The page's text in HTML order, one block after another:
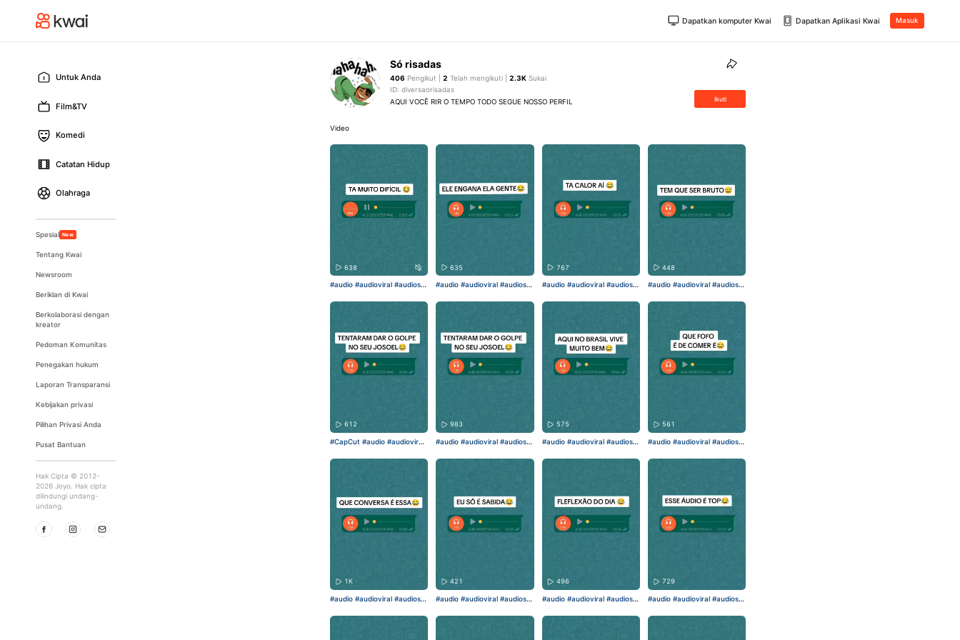
Dapatkan komputer Kwai Dapatkan Aplikasi Kwai Masuk
Untuk Anda
Film&TV
Komedi
Catatan Hidup
Olahraga
Spesial New
Tentang Kwai
Newsroom
Beriklan di Kwai
Berkolaborasi dengan
kreator
Pedoman Komunitas
Penegakan hukum
Laporan Transparansi
Kebijakan privasi
Pilihan Privasi Anda
Pusat Bantuan
Hak Cipta © 2012-
2026 Joyo. Hak cipta
dilindungi undang-
undang.
Só risadas
406 Pengikut |2 Telah mengikuti |2.3K Sukai
ID: diversaorisadas
AQUI VOCÊ RIR O TEMPO TODO SEGUE NOSSO PERFIL
Ikuti
Video
638
#audio #audioviral #audiose
635
#audio #audioviral #audiose
767
#audio #audioviral #audiose
448
#audio #audioviral #audiose
612
#CapCut #audio #audioviral
983
#audio #audioviral #audiose
575
#audio #audioviral #audiose
561
#audio #audioviral #audiose
1K
#audio #audioviral #audiose
421
#audio #audioviral #audiose
496
#audio #audioviral #audiose
729
#audio #audioviral #audiose